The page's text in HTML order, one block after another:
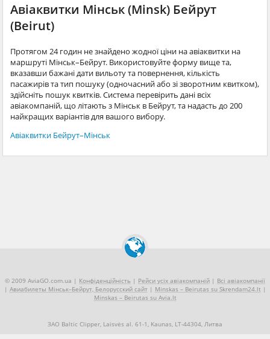
Авіаквитки Мінськ (Minsk) Бейрут
(Beirut)
Протягом 24 годин не знайдено жодної ціни на авіаквитки на
маршруті Мінськ–Бейрут. Використовуйте форму вище та,
вказавши бажані дати вильоту та повернення, кількість
пасажирів та тип пошуку (одночасний або зі зворотним квитком),
здійсніть пошук квитків. Система перевірить дані всіх
авіакомпаній, що літають з Мінськ в Бейрут, та надасть до 200
найкращих варіантів для вашого вибору.
Авіаквитки Бейрут–Мінськ
© 2009 AviaGO.com.ua | Конфіденційність | Рейси усіх авіакомпаній | Всі авіакомпанії
| Авиабилеты Мінськ–Бейрут, Белорусский сайт| Minskas – Beirutas su Skrendam24.lt |
Minskas – Beirutas su Avia.lt
ЗАО Baltic Clipper, Laisvės al. 61-1, Kaunas, LT-44304, Литва